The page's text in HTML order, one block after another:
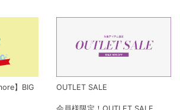
】BIG
OUTLET SALE